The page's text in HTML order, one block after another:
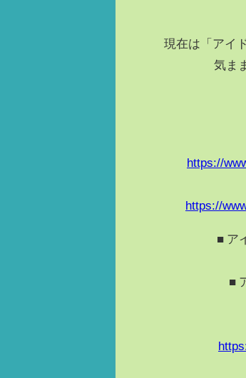
現在は「アイ
気ま
https://
https://
■ ア
■